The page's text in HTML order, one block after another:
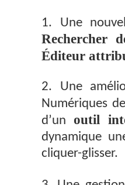
1. Une
Rechercher
Éditeur
2. Une
Numériques
d’un outil
dynamique
cliquer-glisser.